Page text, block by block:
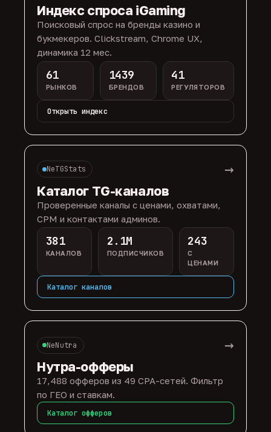
Индекс спроса iGaming
Поисковый спрос на бренды казино и
букмекеров. Clickstream, Chrome UX,
динамика 12 мес.
61
РЫНКОВ
1439
БРЕНДОВ
41
РЕГУЛЯТОРОВ
Открыть индекс
NeTGStats →
Каталог TG-каналов
Проверенные каналы с ценами, охватами,
CPM и контактами админов.
381
КАНАЛОВ
2.1M
ПОДПИСЧИКОВ
243
С
ЦЕНАМИ
Каталог каналов
NeNutra →
Нутра-офферы
17,488 офферов из 49 CPA-сетей. Фильтр
по ГЕО и ставкам.
Каталог офферов